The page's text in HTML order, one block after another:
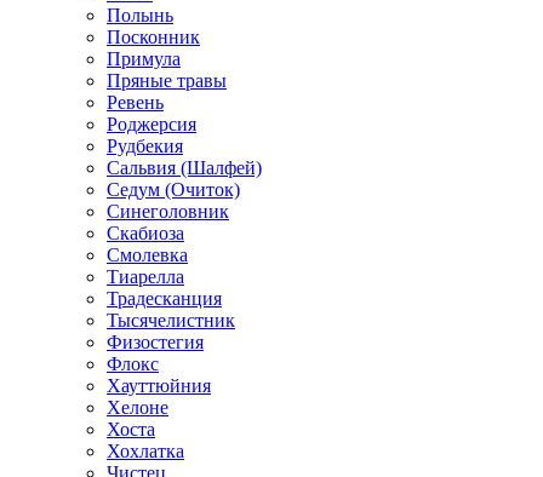
Полынь
Посконник
Примула
Пряные травы
Ревень
Роджерсия
Рудбекия
Сальвия (Шалфей)
Седум (Очиток)
Синеголовник
Скабиоза
Смолевка
Тиарелла
Традесканция
Тысячелистник
Физостегия
Флокс
Хауттюйния
Хелоне
Хоста
Хохлатка
Чистец